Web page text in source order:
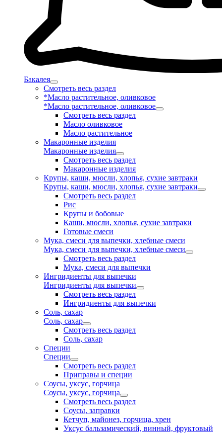
Бакалея
Смотреть весь раздел
*Масло растительное, оливковое
*Масло растительное, оливковое
Смотреть весь раздел
Масло оливковое
Масло растительное
Макаронные изделия
Макаронные изделия
Смотреть весь раздел
Макаронные изделия
Крупы, каши, мюсли, хлопья, сухие завтраки
Крупы, каши, мюсли, хлопья, сухие завтраки
Смотреть весь раздел
Рис
Крупы и бобовые
Каши, мюсли, хлопья, сухие завтраки
Готовые смеси
Мука, смеси для выпечки, хлебные смеси
Мука, смеси для выпечки, хлебные смеси
Смотреть весь раздел
Мука, смеси для выпечки
Ингридиенты для выпечки
Ингридиенты для выпечки
Смотреть весь раздел
Ингридиенты для выпечки
Соль, сахар
Соль, сахар
Смотреть весь раздел
Соль, сахар
Специи
Специи
Смотреть весь раздел
Приправы и специи
Соусы, уксус, горчица
Соусы, уксус, горчица
Смотреть весь раздел
Соусы, заправки
Кетчуп, майонез, горчица, хрен
Уксус бальзамический, винный, фруктовый